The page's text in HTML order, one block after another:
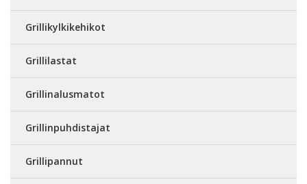
Grillikylkikehikot
Grillilastat
Grillinalusmatot
Grillinpuhdistajat
Grillipannut